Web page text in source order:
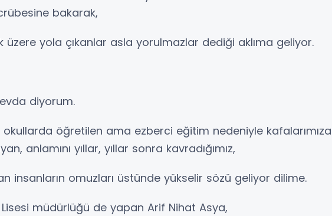
bakarak,
üzere yola çıkanlar asla yorulmazlar dediği aklıma geliyor.
diyorum.
okullarda öğretilen ama ezberci eğitim nedeniyle kafalarımıza
anlamını yıllar, yıllar sonra kavradığımız,
insanların omuzları üstünde yükselir sözü geliyor dilime.
müdürlüğü de yapan Arif Nihat Asya,